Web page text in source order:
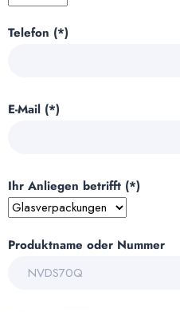
Telefon (*)
E-Mail (*)
Ihr Anliegen betrifft (*)
Produktname oder Nummer